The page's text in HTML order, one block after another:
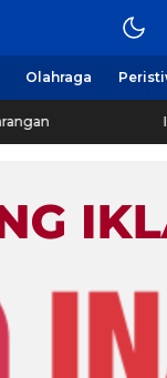
Olahraga